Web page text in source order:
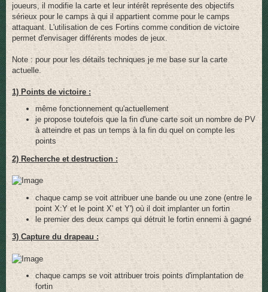
joueurs, il modifie la carte et leur intérêt représente des objectifs
sérieux pour le camps à qui il appartient comme pour le camps
attaquant. L'utilisation de ces Fortins comme condition de victoire
permet d'envisager différents modes de jeux.
Note : pour pour les détails techniques je me base sur la carte
actuelle.
1) Points de victoire :
même fonctionnement qu'actuellement
je propose toutefois que la fin d'une carte soit un nombre de PV
à atteindre et pas un temps à la fin du quel on compte les
points
2) Recherche et destruction :
chaque camp se voit attribuer une bande ou une zone (entre le
point X:Y et le point X' et Y') où il doit implanter un fortin
le premier des deux camps qui détruit le fortin ennemi à gagné
3) Capture du drapeau :
chaque camps se voit attribuer trois points d'implantation de
fortin